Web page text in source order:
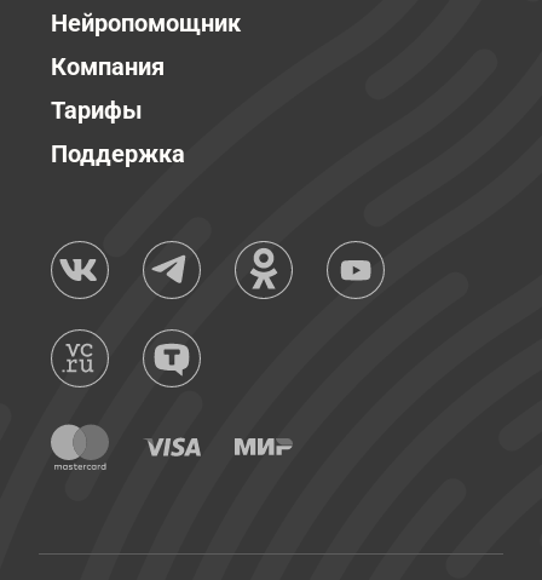
Нейропомощник
Компания
Тарифы
Поддержка